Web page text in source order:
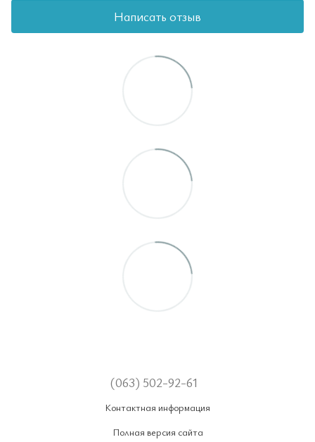
Написать отзыв
(063) 502-92-61
Контактная информация
Полная версия сайта